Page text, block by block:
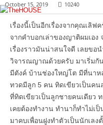
October 15, 2019 10240
เรื่องนี้เป็นอีกเรื่องจากคุณเลิฟ
จากคำบอกเล่าของญาติผมเอง
เรื่องราวมันน่าสนใจดี เลยขอ
วิจารณญาณด้วยครับ มาเริ่มกั
มีตังค์ บ้านช่องใหญ่โต มีที่นาห
ทวดมีลูก 5 คน ทิดเขียวเป็นคน
ที่ทิดเขียวเป็นลูกชายคนเดียว
เคยต้องทำงาน ทำนาก็ทำไม่เ
มาคบเพื่อนฝูงทำตัวเป็นนักเลง